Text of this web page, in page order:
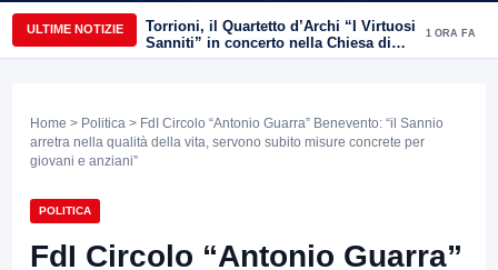
ULTIME NOTIZIE
Torrioni, il Quartetto d’Archi “I Virtuosi
Sanniti” in concerto nella Chiesa di
San Michele Arcangelo
1 ORA FA
Home > Politica > FdI Circolo “Antonio Guarra” Benevento: “il Sannio
arretra nella qualità della vita, servono subito misure concrete per
giovani e anziani”
POLITICA
FdI Circolo “Antonio Guarra”